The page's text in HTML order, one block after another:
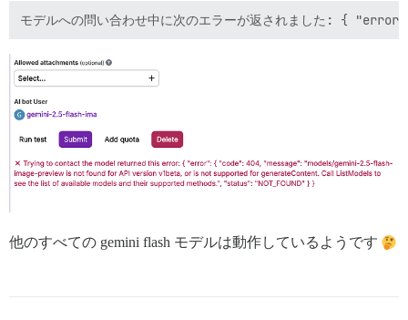
他のすべての gemini flash モデルは動作しているようです